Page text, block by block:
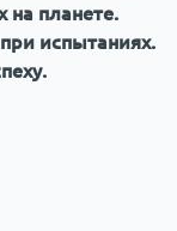
на планете.
испытаниях.